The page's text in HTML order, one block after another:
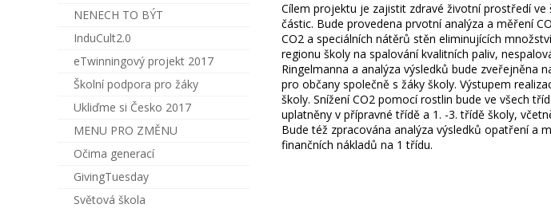
NENECH TO BÝT
InduCult2.0
eTwinningový projekt 2017
Školní podpora pro žáky
Ukliďme si Česko 2017
MENU PRO ZMĚNU
Očima generací
GivingTuesday
Světová škola
Cílem projektu je zajistit zdravé životní prostředí
částic. Bude provedena prvotní analýza a měření
CO2 a speciálních nátěrů stěn eliminujících
regionu školy na spalování kvalitních paliv,
Ringelmanna a analýza výsledků bude zveřejněna
pro občany společně s žáky školy. Výstupem
školy. Snížení CO2 pomocí rostlin bude ve všech
uplatněny v přípravné třídě a 1. -3. třídě školy,
Bude též zpracována analýza výsledků opatření a
finančních nákladů na 1 třídu.